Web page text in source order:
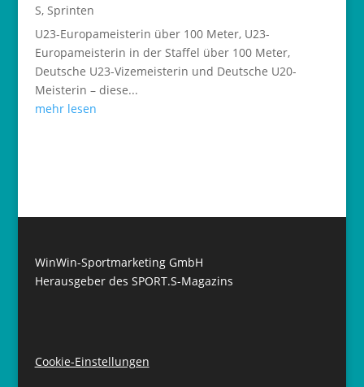
S, Sprinten
U23-Europameisterin über 100 Meter, U23-
Europameisterin in der Staffel über 100 Meter,
Deutsche U23-Vizemeisterin und Deutsche U20-
Meisterin – diese...
mehr lesen
WinWin-Sportmarketing GmbH
Herausgeber des SPORT.S-Magazins
Cookie-Einstellungen